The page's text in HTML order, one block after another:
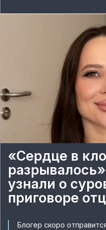
«Сердце в
узнали о
приговоре
Блогер скоро